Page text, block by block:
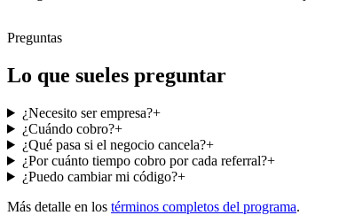
Preguntas
Lo que sueles preguntar
¿Necesito ser empresa?+
¿Cuándo cobro?+
¿Qué pasa si el negocio cancela?+
¿Por cuánto tiempo cobro por cada referral?+
¿Puedo cambiar mi código?+
Más detalle en los términos completos del programa.